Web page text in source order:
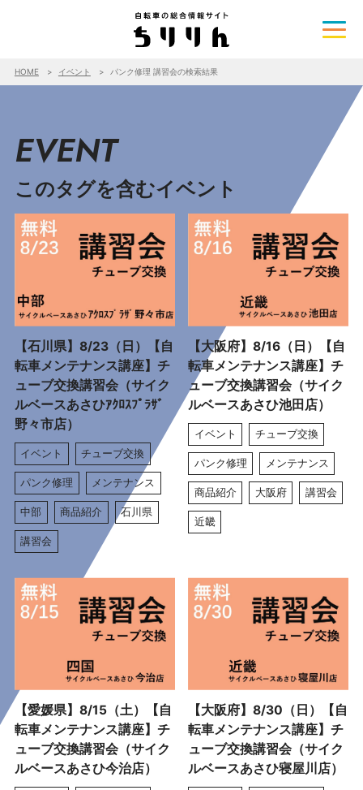
HOME イベント パンク修理 講習会の検索結果
EVENT
このタグを含むイベント
【石川県】8/23（日）【自
転車メンテナンス講座】チ
ューブ交換講習会（サイク
ルベースあさひｱｸﾛｽﾌﾟﾗｻﾞ
野々市店）
イベント チューブ交換
パンク修理 メンテナンス
中部 商品紹介 石川県
講習会
【大阪府】8/16（日）【自
転車メンテナンス講座】チ
ューブ交換講習会（サイク
ルベースあさひ池田店）
イベント チューブ交換
パンク修理 メンテナンス
商品紹介 大阪府 講習会
近畿
【愛媛県】8/15（土）【自
転車メンテナンス講座】チ
ューブ交換講習会（サイク
ルベースあさひ今治店）
【大阪府】8/30（日）【自
転車メンテナンス講座】チ
ューブ交換講習会（サイク
ルベースあさひ寝屋川店）